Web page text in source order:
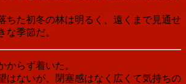
ちた初冬の林は明るく、遠くまで見通せ
な季節だ。
からず着いた。
はないが、閉塞感はなく広くて気持ちの